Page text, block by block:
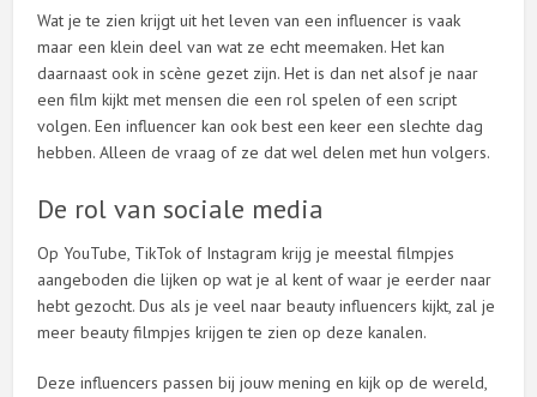
Wat je te zien krijgt uit het leven van een influencer is vaak
maar een klein deel van wat ze echt meemaken. Het kan
daarnaast ook in scène gezet zijn. Het is dan net alsof je naar
een film kijkt met mensen die een rol spelen of een script
volgen. Een influencer kan ook best een keer een slechte dag
hebben. Alleen de vraag of ze dat wel delen met hun volgers.
De rol van sociale media
Op YouTube, TikTok of Instagram krijg je meestal filmpjes
aangeboden die lijken op wat je al kent of waar je eerder naar
hebt gezocht. Dus als je veel naar beauty influencers kijkt, zal je
meer beauty filmpjes krijgen te zien op deze kanalen.
Deze influencers passen bij jouw mening en kijk op de wereld,